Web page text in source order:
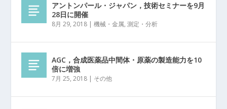
アントンパール・ジャパン，技術セミナーを9月
28日に開催
8月 29, 2018 |機械・金属,測定・分析
AGC，合成医薬品中間体・原薬の製造能力を10
倍に増強
7月 25, 2018 | その他